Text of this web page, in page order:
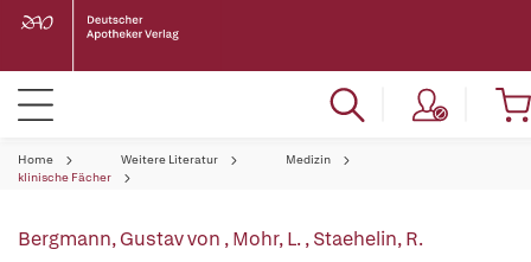
Home Weitere Literatur
Medizin
klinische Fächer
Bergmann, Gustav von ,Mohr, L.,Staehelin, R.